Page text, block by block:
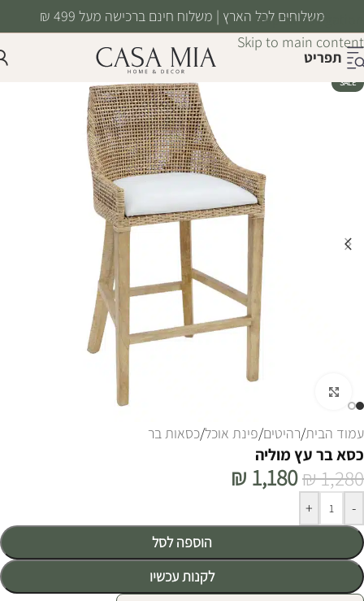
Skip to navigation
Skip to main content
משלוחים לכל הארץ | משלוח חינם ברכישה מעל 499 ₪
תפריט
SALE
עמוד הבית/רהיטים/פינת אוכל/כסאות בר
כסא בר עץ מוליה
₪1,280
₪ 1,180
-
+
הוספה לסל
לקנות עכשיו
Alternative: